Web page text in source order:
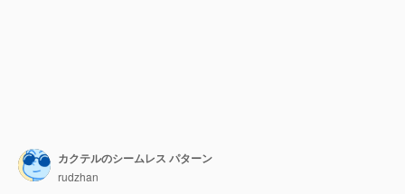
カクテルのシームレス パターン
rudzhan